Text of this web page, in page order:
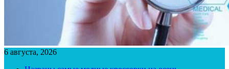
6 августа, 2026